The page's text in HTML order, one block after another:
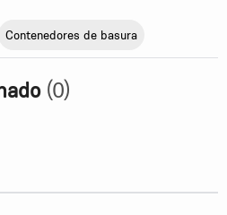
Contenedores de basura
(0)